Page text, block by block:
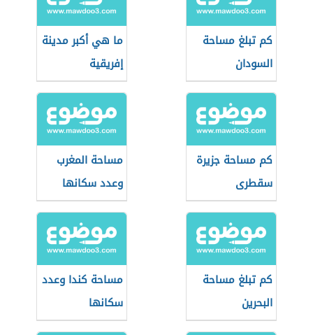
كم تبلغ مساحة
السودان
ما هي أكبر مدينة
إفريقية
كم مساحة جزيرة
سقطرى
مساحة المغرب
وعدد سكانها
كم تبلغ مساحة
البحرين
مساحة كندا وعدد
سكانها